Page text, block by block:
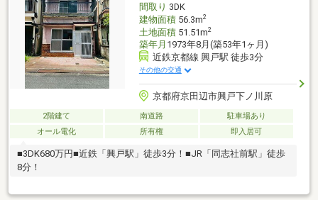
間取り 3DK
建物面積56.3m2
土地面積51.51m2
築年月 1973年8月(築53年1ヶ月)
近鉄京都線 興戸駅 徒歩3分
その他の交通
京都府京田辺市興戸下ノ川原
2階建て 南道路
駐車場あり
オール電化
所有権 即入居可
■3DK680万円■近鉄「興戸駅」徒歩3分！■JR「同志社前駅」徒歩
8分！